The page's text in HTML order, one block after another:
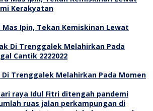
Ipin, Tekan Kemiskinan Lewat
Di Trenggalek Melahirkan Pada Momen